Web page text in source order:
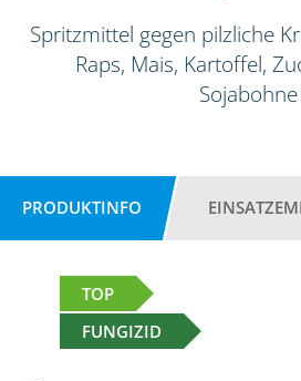
Spritzmittel gegen pilzliche
Raps, Mais, Kartoffel,
Sojabohne
PRODUKTINFO
TOP
FUNGIZID